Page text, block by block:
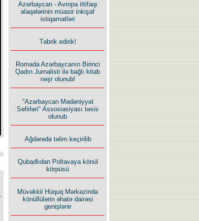
Azərbaycan - Avropa ittifaqı
əlaqələrinin müasir inkişaf
istiqamatləri
Təbrik edirik!
Romada Azərbaycanın Birinci
Qadın Jurnalisti ilə bağlı kitab
nəşr olunub!
"Azərbaycan Mədəniyyət
Səfirləri" Assosiasiyası təsis
olunub
Ağdərədə təlim keçirilib
Qubadlıdan Poltavaya könül
körpüsü
Müvəkkil Hüquq Mərkəzində
könüllülərin əhatə dairəsi
genişlənir